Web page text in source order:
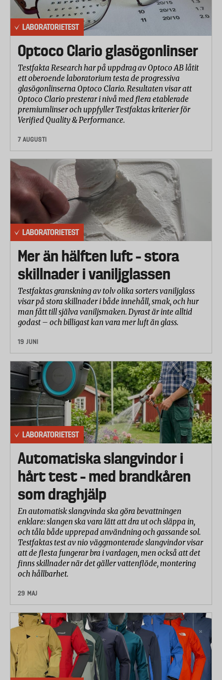
olja och naturgas). Biomassa innehåller en känd
mängd av kolisotopen C-14 medan fossila material
innehåller signifikant mindre del C-14 eller i princip
ingen C14 alls (kol, olja och naturgas). Metoden
fastställer den totala mängden kol och hur stor
andel som är biobaserat. Grundämnen som syre,
väte eller svavel är inte inräknade.
* Flytande tvätt- och sköljmedel innehåller även en
hel del vatten. Denna andel är inte inräknad i
resultaten eftersom vatten inte innehåller kol och
kan anses neutralt i sammanhanget.
LABORATORIETEST
Optoco Clario glasögonlinser
Testfakta Research har på uppdrag av Optoco AB låtit
ett oberoende laboratorium testa de progressiva
glasögonlinserna Optoco Clario. Resultaten visar att
Optoco Clario presterar i nivå med flera etablerade
premiumlinser och uppfyller Testfaktas kriterier för
Verified Quality & Performance.
7 AUGUSTI
LABORATORIETEST
Mer än hälften luft – stora
skillnader i vaniljglassen
Testfaktas granskning av tolv olika sorters vaniljglass
visar på stora skillnader i både innehåll, smak, och hur
man fått till själva vaniljsmaken. Dyrast är inte alltid
godast – och billigast kan vara mer luft än glass.
19 JUNI
LABORATORIETEST
Automatiska slangvindor i
hårt test – med brandkåren
som draghjälp
En automatisk slangvinda ska göra bevattningen
enklare: slangen ska vara lätt att dra ut och släppa in,
och tåla både upprepad användning och gassande sol.
Testfaktas test av nio väggmonterade slangvindor visar
att de flesta fungerar bra i vardagen, men också att det
finns skillnader när det gäller vattenflöde, montering
och hållbarhet.
29 MAJ